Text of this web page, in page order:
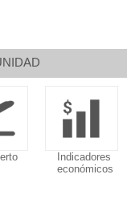
Indicadores
económicos